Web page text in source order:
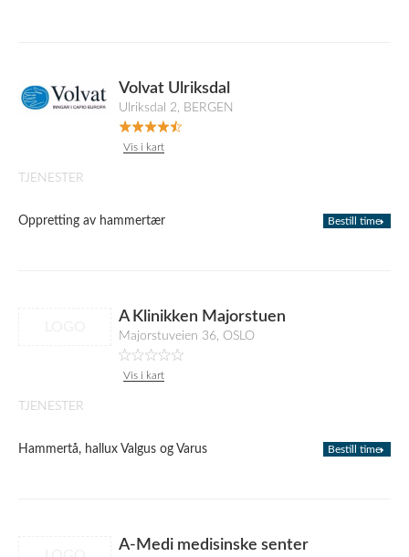
Volvat Ulriksdal
Ulriksdal 2, BERGEN
Vis i kart
TJENESTER
Oppretting av hammertær Bestill time
A Klinikken Majorstuen
Majorstuveien 36, OSLO
Vis i kart
TJENESTER
Hammertå, hallux Valgus og Varus Bestill time
A-Medi medisinske senter